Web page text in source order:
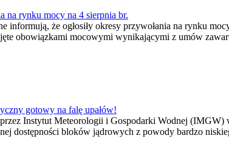
na rynku mocy na 4 sierpnia br.
informują, że ogłosiły okresy przywołania na rynku
obowiązkami mocowymi wynikającymi z umów
gotowy na falę upałów!
Instytut Meteorologii i Gospodarki Wodnej (IMGW)
dostępności bloków jądrowych z powody bardzo